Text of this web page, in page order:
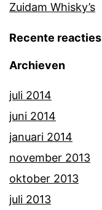
Zuidam Whisky’s
Recente reacties
Archieven
juli 2014
juni 2014
januari 2014
november 2013
oktober 2013
juli 2013